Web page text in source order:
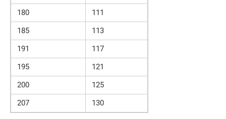
180
111
185
113
191
117
195
121
200
125
207
130